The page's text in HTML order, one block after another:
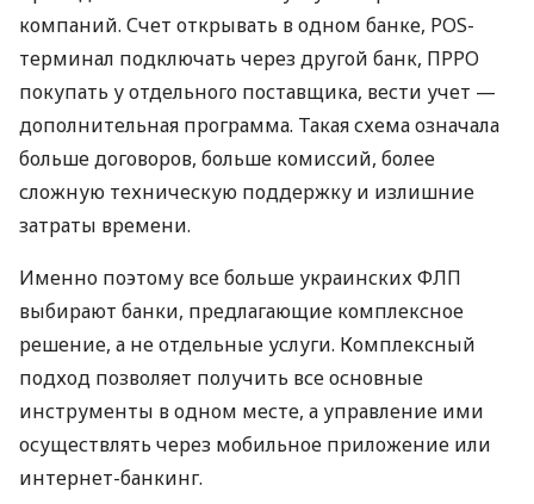
компаний. Счет открывать в одном банке, POS-
терминал подключать через другой банк, ПРРО
покупать у отдельного поставщика, вести учет —
дополнительная программа. Такая схема означала
больше договоров, больше комиссий, более
сложную техническую поддержку и излишние
затраты времени.
Именно поэтому все больше украинских ФЛП
выбирают банки, предлагающие комплексное
решение, а не отдельные услуги. Комплексный
подход позволяет получить все основные
инструменты в одном месте, а управление ими
осуществлять через мобильное приложение или
интернет-банкинг.